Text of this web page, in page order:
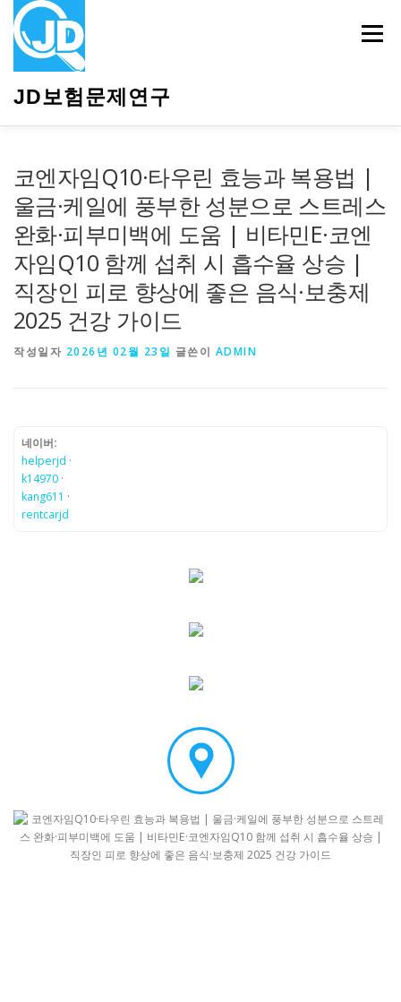
JD보험문제연구
메뉴
코엔자임Q10·타우린 효능과 복용법 |
울금·케일에 풍부한 성분으로 스트레스
완화·피부미백에 도움 | 비타민E·코엔
자임Q10 함께 섭취 시 흡수율 상승 |
직장인 피로 향상에 좋은 음식·보충제
2025 건강 가이드
작성일자 2026년 02월 23일 글쓴이 ADMIN
네이버:
helperjd ·
k14970 ·
kang611 ·
rentcarjd